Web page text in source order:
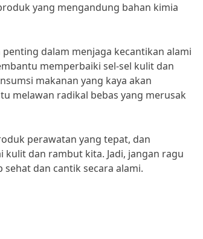
yang mengandung bahan kimia
dalam menjaga kecantikan alami
memperbaiki sel-sel kulit dan
makanan yang kaya akan
melawan radikal bebas yang merusak
perawatan yang tepat, dan
dan rambut kita. Jadi, jangan ragu
dan cantik secara alami.